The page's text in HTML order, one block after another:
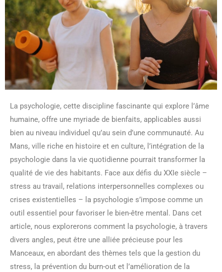
La psychologie, cette discipline fascinante qui explore l’âme
humaine, offre une myriade de bienfaits, applicables aussi
bien au niveau individuel qu’au sein d’une communauté. Au
Mans, ville riche en histoire et en culture, l’intégration de la
psychologie dans la vie quotidienne pourrait transformer la
qualité de vie des habitants. Face aux défis du XXIe siècle –
stress au travail, relations interpersonnelles complexes ou
crises existentielles – la psychologie s’impose comme un
outil essentiel pour favoriser le bien-être mental. Dans cet
article, nous explorerons comment la psychologie, à travers
divers angles, peut être une alliée précieuse pour les
Manceaux, en abordant des thèmes tels que la gestion du
stress, la prévention du burn-out et l’amélioration de la